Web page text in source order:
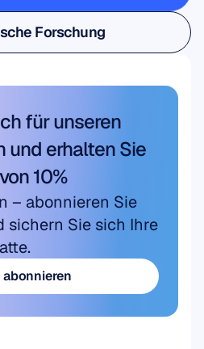
Produktforschung
Forschung
Forschung
für unseren
und erhalten Sie
10%
– abonnieren Sie
sichern Sie sich Ihre
abonnieren